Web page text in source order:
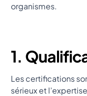
organismes.
1.
Les certifications
sérieux et